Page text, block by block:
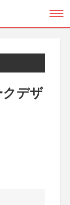
クデザ